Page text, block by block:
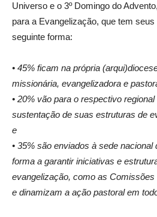
Universo e o 3º Domingo do
para a Evangelização, que tem
seguinte forma:
• 45% ficam na própria
missionária, evangelizadora e
• 20% vão para o respectivo
sustentação de suas estruturas de
e
• 35% são enviados à sede
forma a garantir iniciativas e
evangelização, como as
e dinamizam a ação pastoral em